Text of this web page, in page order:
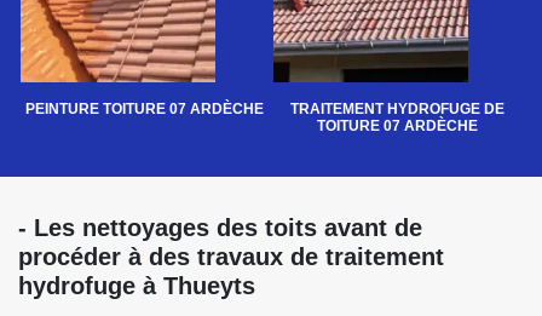
PEINTURE TOITURE 07 ARDÈCHE
TRAITEMENT HYDROFUGE DE
TOITURE 07 ARDÈCHE
- Les nettoyages des toits avant de
procéder à des travaux de traitement
hydrofuge à Thueyts